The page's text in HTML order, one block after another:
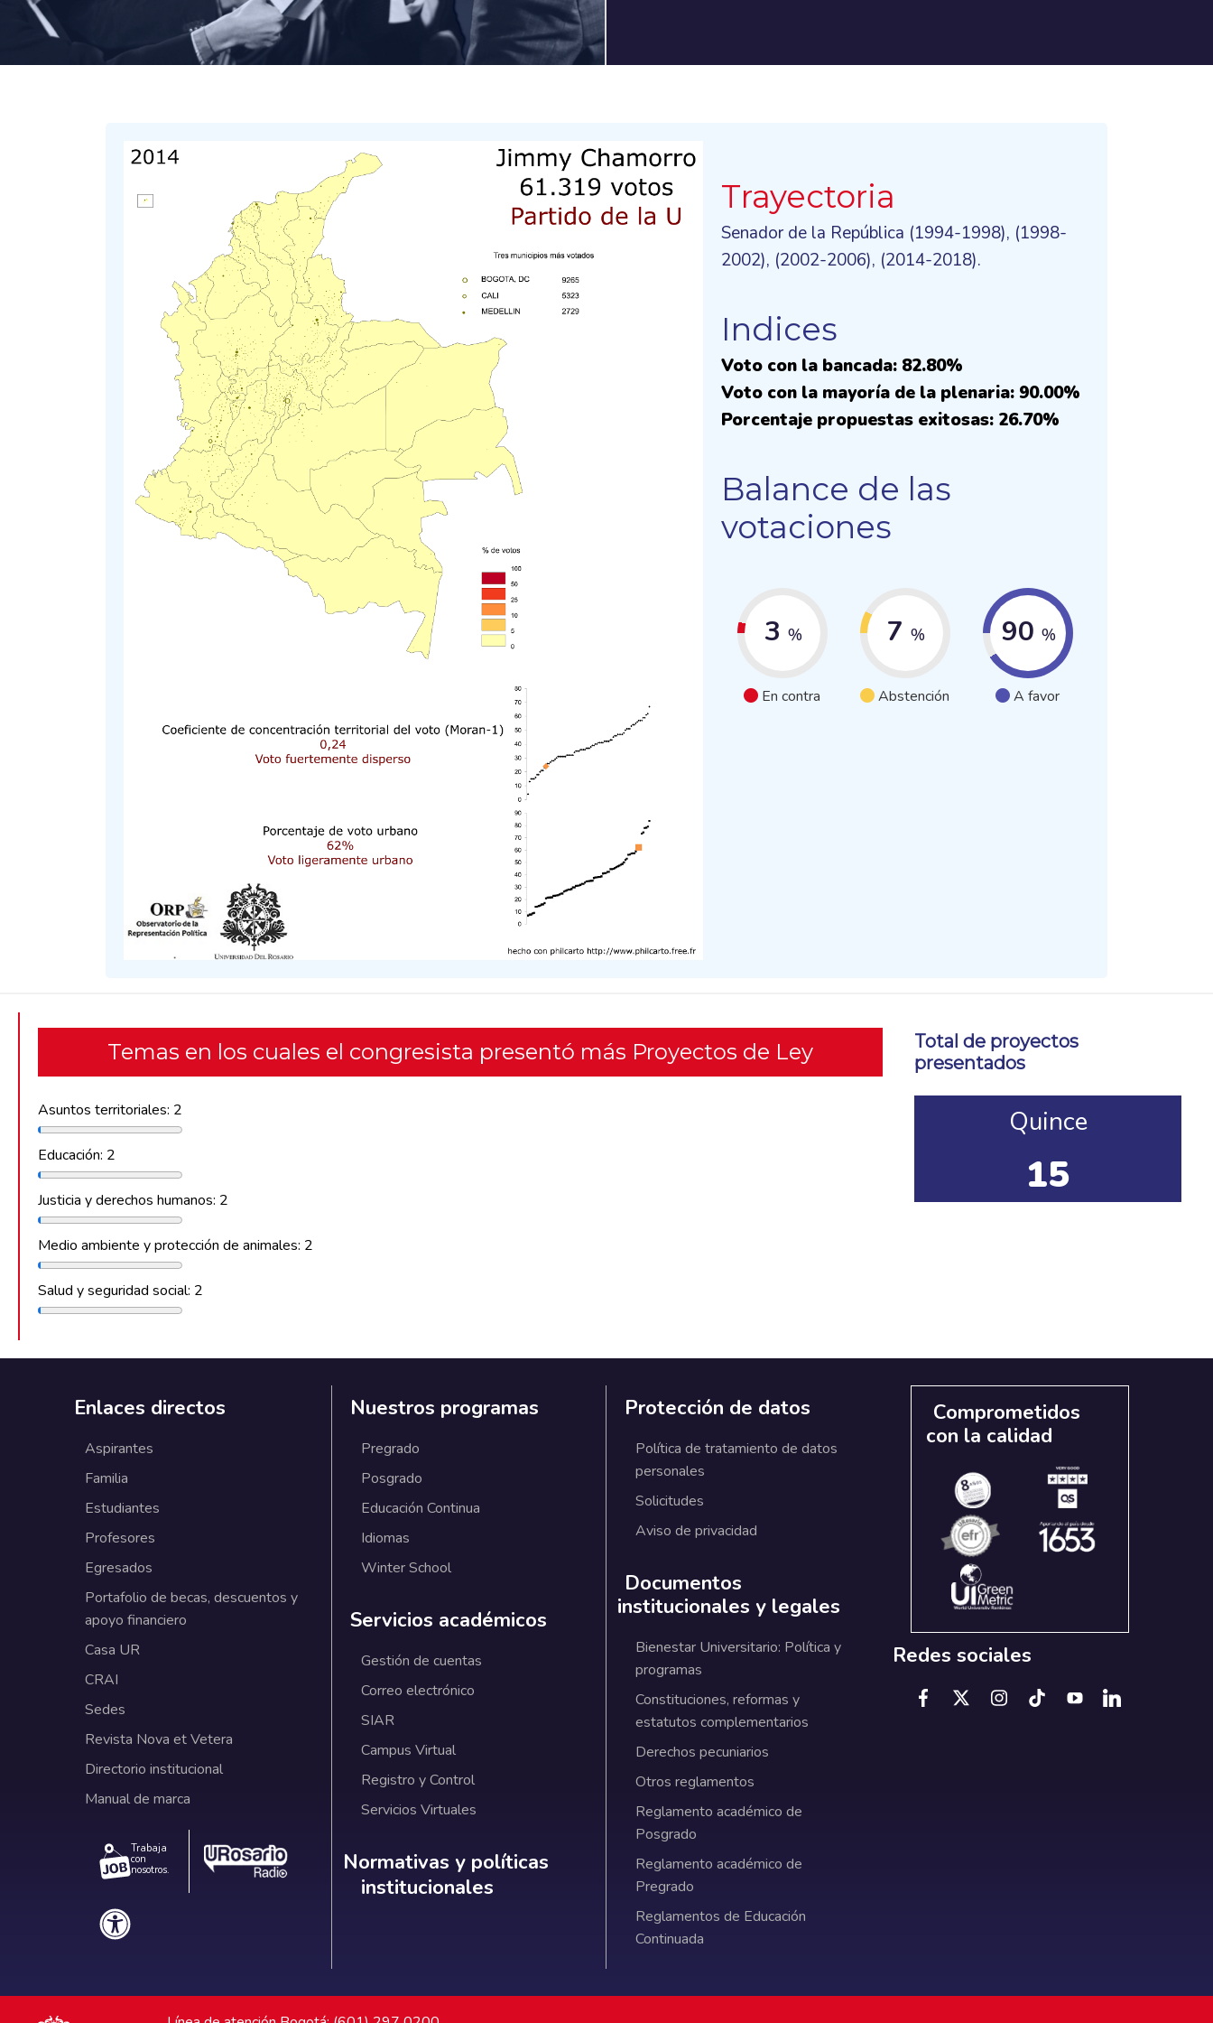
Trayectoria
Senador de la República (1994-1998), (1998-
2002), (2002-2006), (2014-2018).
Indices
Voto con la bancada: 82.80%
Voto con la mayoría de la plenaria: 90.00%
Porcentaje propuestas exitosas: 26.70%
Balance de las
votaciones
3 %
En contra
7 %
Abstención
90 %
A favor
Temas en los cuales el congresista presentó más Proyectos de Ley
Asuntos territoriales: 2
Educación: 2
Justicia y derechos humanos: 2
Medio ambiente y protección de animales: 2
Salud y seguridad social: 2
Total de proyectos
presentados
Quince
15
Enlaces directos
Aspirantes
Familia
Estudiantes
Profesores
Egresados
Portafolio de becas, descuentos y
apoyo financiero
Casa UR
CRAI
Sedes
Revista Nova et Vetera
Directorio institucional
Manual de marca
Trabaja
con
nosotros.
Nuestros programas
Pregrado
Posgrado
Educación Continua
Idiomas
Winter School
Servicios académicos
Gestión de cuentas
Correo electrónico
SIAR
Campus Virtual
Registro y Control
Servicios Virtuales
Normativas y políticas institucionales
Normativas y políticas
institucionales
Protección de datos
Política de tratamiento de datos
personales
Solicitudes
Aviso de privacidad
Documentos
institucionales y legales
Bienestar Universitario: Política y
programas
Constituciones, reformas y
estatutos complementarios
Derechos pecuniarios
Otros reglamentos
Reglamento académico de
Posgrado
Reglamento académico de
Pregrado
Reglamentos de Educación
Continuada
Comprometidos
con la calidad
Redes sociales